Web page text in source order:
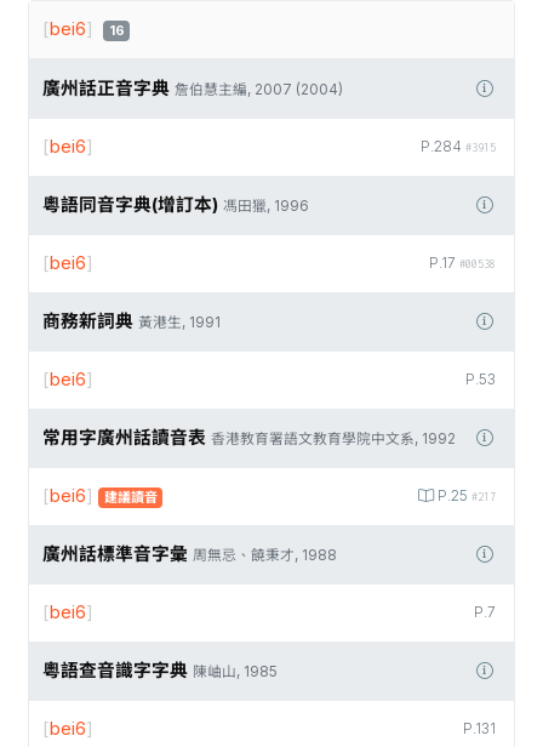
[bei6] 16
廣州話正音字典 詹伯慧主編, 2007 (2004)
P.284 #3915
[bei6]
粵語同音字典(增訂本) 馮田獵, 1996
P.17 #00538
[bei6]
商務新詞典 黃港生, 1991
P.53
[bei6]
常用字廣州話讀音表 香港教育署語文教育學院中文系, 1992
P.25 #217
[bei6] 建議讀音
廣州話標準音字彙 周無忌、饒秉才, 1988
P.7
[bei6]
粵語查音識字字典 陳岫山, 1985
P.131
[bei6]